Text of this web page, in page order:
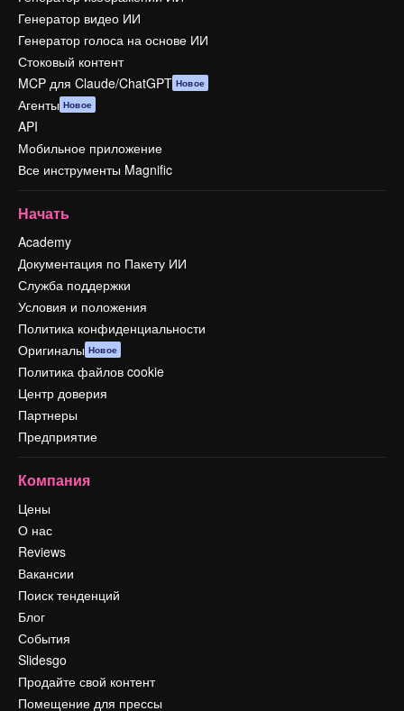
Генератор видео ИИ
Генератор голоса на основе ИИ
Стоковый контент
MCP для Claude/ChatGPT Новое
Агенты Новое
API
Мобильное приложение
Все инструменты Magnific
Начать
Academy
Документация по Пакету ИИ
Служба поддержки
Условия и положения
Политика конфиденциальности
Оригиналы Новое
Политика файлов cookie
Центр доверия
Партнеры
Предприятие
Компания
Цены
О нас
Reviews
Вакансии
Поиск тенденций
Блог
События
Slidesgo
Продайте свой контент
Помещение для прессы